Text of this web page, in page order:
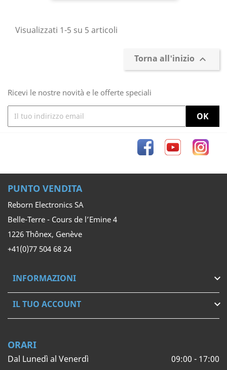
Visualizzati 1-5 su 5 articoli
Torna all'inizio 
Ricevi le nostre novità e le offerte speciali
FacebookYouTube
PUNTO VENDITA
Reborn Electronics SA
Belle-Terre - Cours de l’Emine 4
1226 Thônex, Genève
+41(0)77 504 68 24
INFORMAZIONI 
IL TUO ACCOUNT 
ORARI
Dal Lunedì al Venerdì 09:00 - 17:00